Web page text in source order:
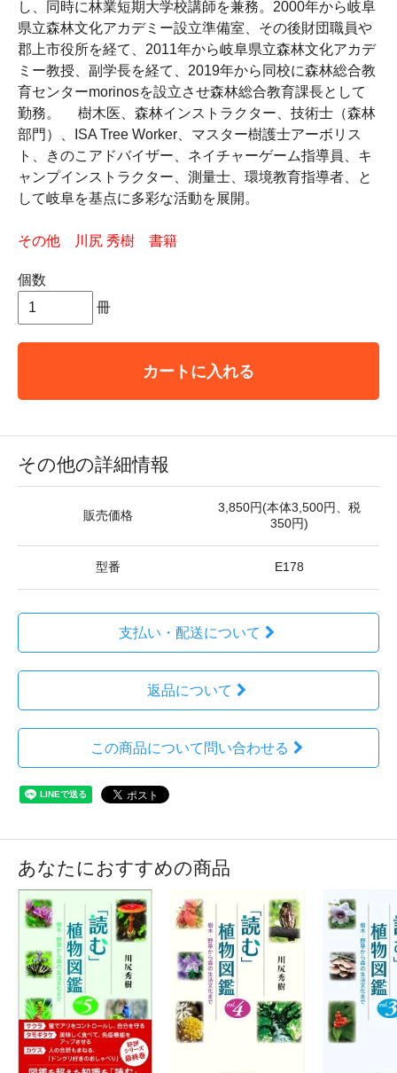
し、同時に林業短期大学校講師を兼務。2000年から岐阜
県立森林文化アカデミー設立準備室、その後財団職員や
郡上市役所を経て、2011年から岐阜県立森林文化アカデ
ミー教授、副学長を経て、2019年から同校に森林総合教
育センターmorinosを設立させ森林総合教育課長として
勤務。 樹木医、森林インストラクター、技術士（森林
部門）、ISA Tree Worker、マスター樹護士アーボリス
ト、きのこアドバイザー、ネイチャーゲーム指導員、キ
ャンプインストラクター、測量士、環境教育指導者、と
して岐阜を基点に多彩な活動を展開。
その他 川尻 秀樹 書籍
個数
冊
カートに入れる
その他の詳細情報
販売価格
3,850円(本体3,500円、税
350円)
型番 E178
支払い・配送について
返品について
この商品について問い合わせる
あなたにおすすめの商品